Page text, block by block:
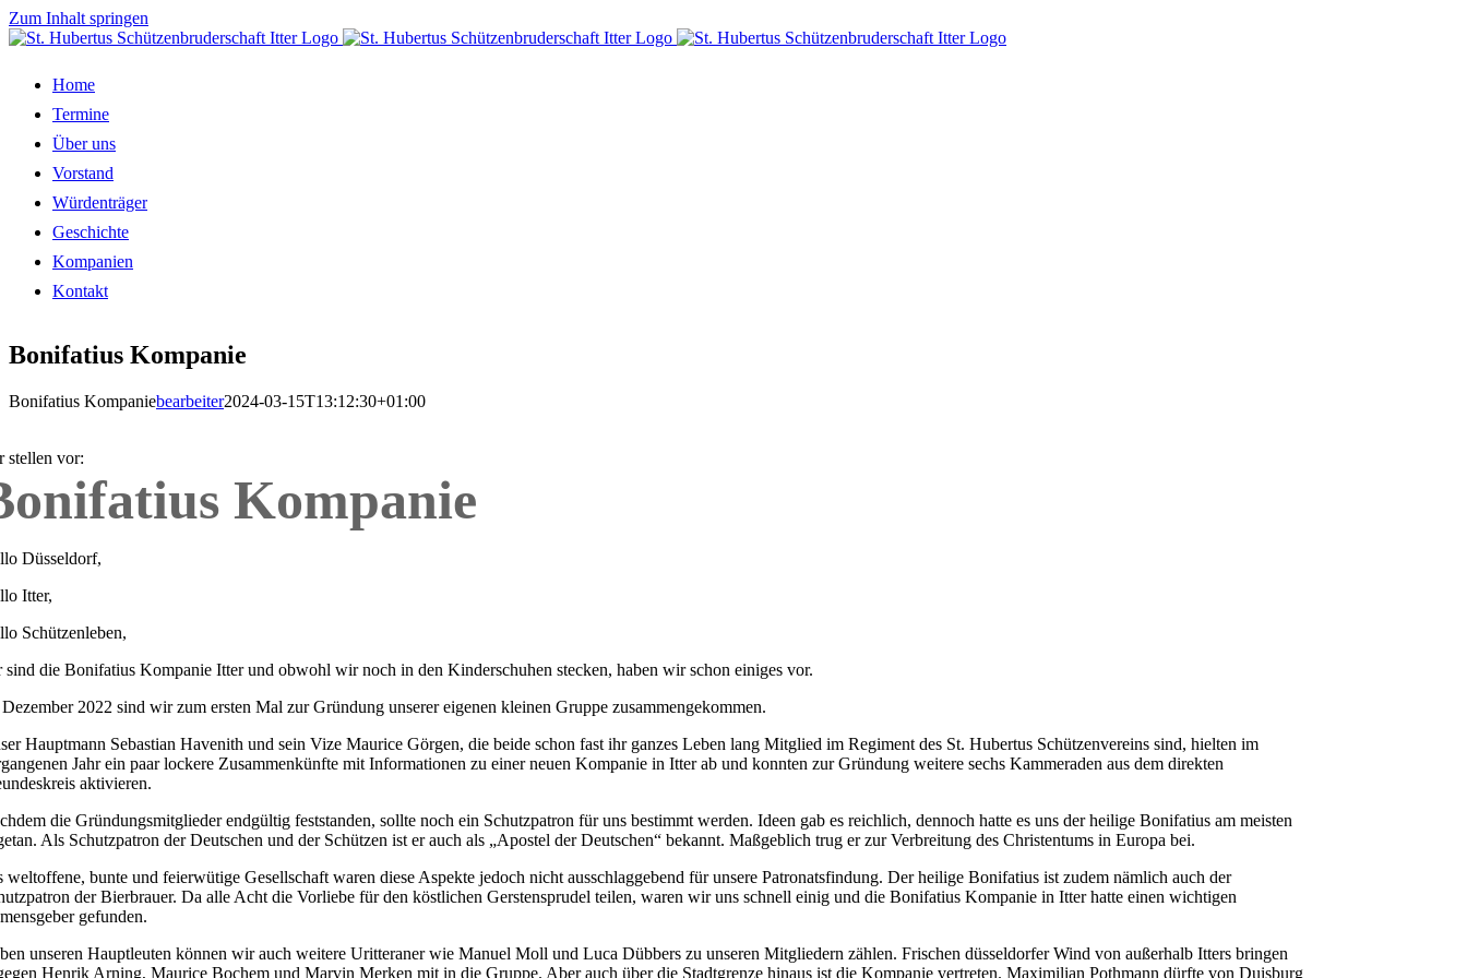
Zum Inhalt springen
Home
Termine
Über uns
Vorstand
Würdenträger
Geschichte
Kompanien
Kontakt
Bonifatius Kompanie
Bonifatius Kompaniebearbeiter2024-03-15T13:12:30+01:00
stellen vor:
Kompanie
Düsseldorf,
Itter,
Schützenleben,
sind die Bonifatius Kompanie Itter und obwohl wir noch in den Kinderschuhen stecken, haben wir schon einiges vor.
2022 sind wir zum ersten Mal zur Gründung unserer eigenen kleinen Gruppe zusammengekommen.
Hauptmann Sebastian Havenith und sein Vize Maurice Görgen, die beide schon fast ihr ganzes Leben lang Mitglied im Regiment des St. Hubertus Schützenvereins sind, hielten im
Jahr ein paar lockere Zusammenkünfte mit Informationen zu einer neuen Kompanie in Itter ab und konnten zur Gründung weitere sechs Kammeraden aus dem direkten
aktivieren.
die Gründungsmitglieder endgültig feststanden, sollte noch ein Schutzpatron für uns bestimmt werden. Ideen gab es reichlich, dennoch hatte es uns der heilige Bonifatius am meisten
Als Schutzpatron der Deutschen und der Schützen ist er auch als „Apostel der Deutschen“ bekannt. Maßgeblich trug er zur Verbreitung des Christentums in Europa bei.
weltoffene, bunte und feierwütige Gesellschaft waren diese Aspekte jedoch nicht ausschlaggebend für unsere Patronatsfindung. Der heilige Bonifatius ist zudem nämlich auch der
der Bierbrauer. Da alle Acht die Vorliebe für den köstlichen Gerstensprudel teilen, waren wir uns schnell einig und die Bonifatius Kompanie in Itter hatte einen wichtigen
gefunden.
unseren Hauptleuten können wir auch weitere Uritteraner wie Manuel Moll und Luca Dübbers zu unseren Mitgliedern zählen. Frischen düsseldorfer Wind von außerhalb Itters bringen
Henrik Arning, Maurice Bochem und Marvin Merken mit in die Gruppe. Aber auch über die Stadtgrenze hinaus ist die Kompanie vertreten. Maximilian Pothmann dürfte von Duisburg